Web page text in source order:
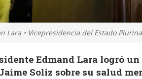
Lara • Vicepresidencia del Estado
Edmand Lara logró
Soliz sobre su salud